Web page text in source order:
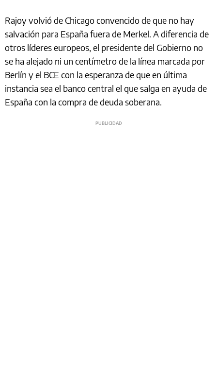
Rajoy volvió de Chicago convencido de que no hay
salvación para España fuera de Merkel. A diferencia de
otros líderes europeos, el presidente del Gobierno no
se ha alejado ni un centímetro de la línea marcada por
Berlín y el BCE con la esperanza de que en última
instancia sea el banco central el que salga en ayuda de
España con la compra de deuda soberana.